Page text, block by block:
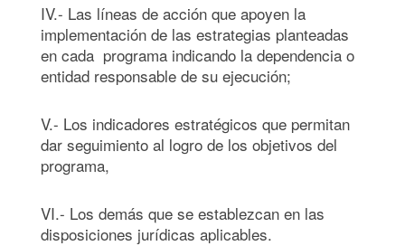
IV.- Las líneas de acción que apoyen la
implementación de las estrategias planteadas
en cada programa indicando la dependencia o
entidad responsable de su ejecución;
V.- Los indicadores estratégicos que permitan
dar seguimiento al logro de los objetivos del
programa,
VI.- Los demás que se establezcan en las
disposiciones jurídicas aplicables.